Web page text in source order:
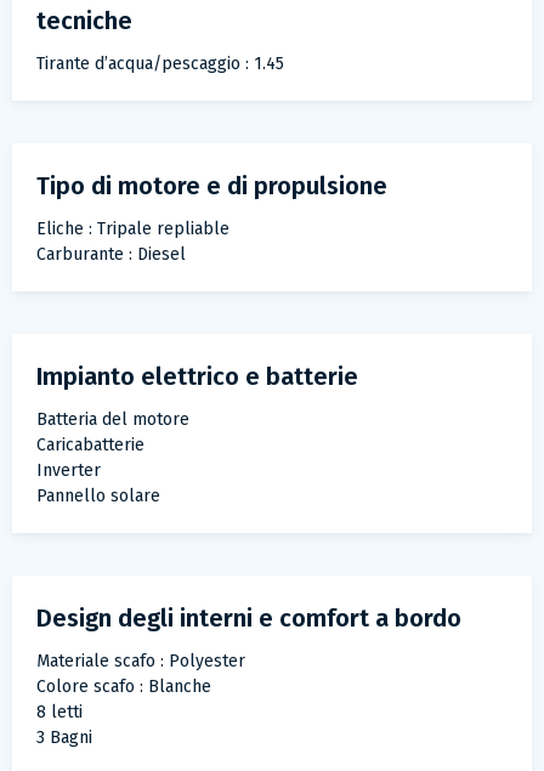
tecniche
Tirante d’acqua/pescaggio : 1.45
Tipo di motore e di propulsione
Eliche : Tripale repliable
Carburante : Diesel
Impianto elettrico e batterie
Batteria del motore
Caricabatterie
Inverter
Pannello solare
Design degli interni e comfort a bordo
Materiale scafo : Polyester
Colore scafo : Blanche
8 letti
3 Bagni